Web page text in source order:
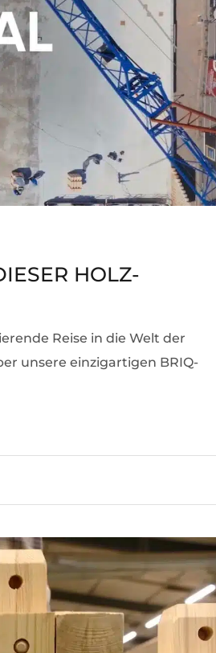
HOLZ-
Reise in die Welt der
unsere einzigartigen BRIQ-